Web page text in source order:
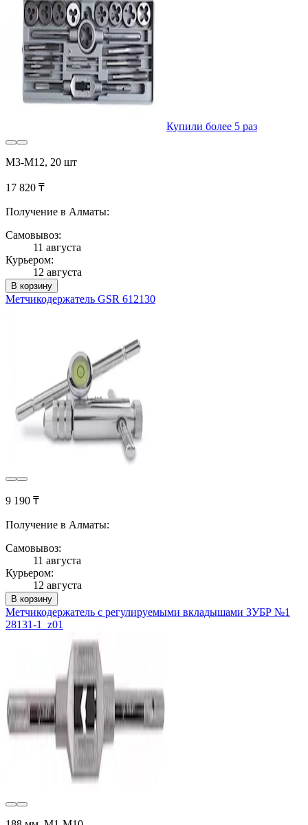
Купили более 5 раз
M3-M12, 20 шт
17 820 ₸
Получение в Алматы:
Самовывоз:
11 августа
Курьером:
12 августа
В корзину
Метчикодержатель GSR 612130
9 190 ₸
Получение в Алматы:
Самовывоз:
11 августа
Курьером:
12 августа
В корзину
Метчикодержатель с регулируемыми вкладышами ЗУБР №1
28131-1_z01